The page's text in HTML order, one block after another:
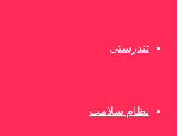
تندرستی
نظام سلامت